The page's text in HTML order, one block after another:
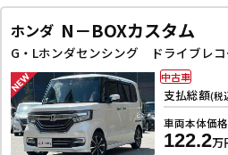
ホンダ N－BOXカスタム
支払総額(税
車両本体価格
122.2万
中古車